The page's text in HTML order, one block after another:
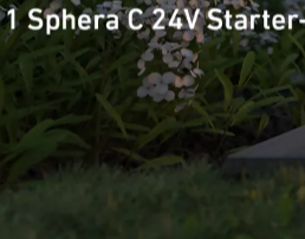
Dämmerungsschalter
NightMatic 3000 Vario